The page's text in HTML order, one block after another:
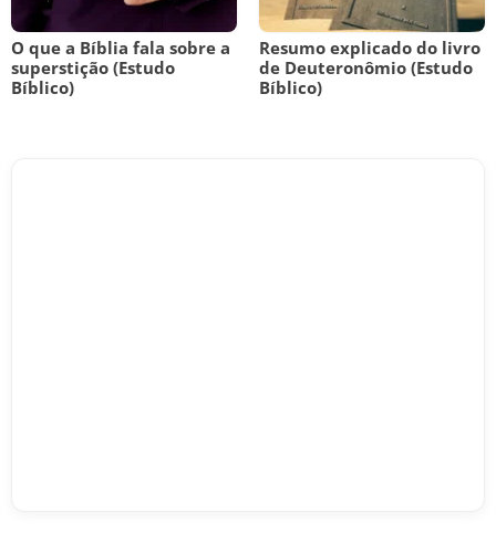
O que a Bíblia fala sobre a
superstição (Estudo
Bíblico)
Resumo explicado do livro
de Deuteronômio (Estudo
Bíblico)